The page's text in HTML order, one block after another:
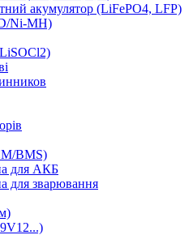
акумулятор (LiFePO4, LFP)
Ni-MH)
BMS)
для АКБ
для зварювання